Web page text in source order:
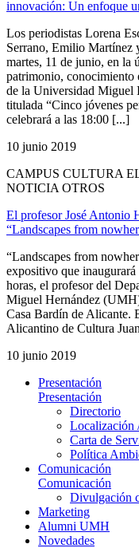
innovación: Un enfoque
Los periodistas Lorena
Serrano, Emilio Martínez
martes, 11 de junio, en la
patrimonio, conocimiento
de la Universidad Miguel
titulada “Cinco jóvenes
celebrará a las 18:00 [...]
10 junio 2019
CAMPUS CULTURA
NOTICIA OTROS
El profesor José Antonio
“Landscapes from
“Landscapes from
expositivo que
horas, el profesor del
Miguel Hernández
Casa Bardín de Alicante.
Alicantino de Cultura
10 junio 2019
Presentación
Presentación
Directorio
Localización
Carta de
Política
Comunicación
Comunicación
Divulgación
Marketing
Alumni UMH
Novedades